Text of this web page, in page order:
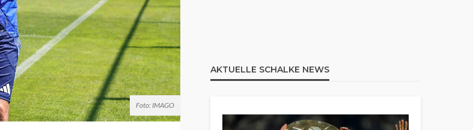
Foto: IMAGO
AKTUELLE SCHALKE NEWS